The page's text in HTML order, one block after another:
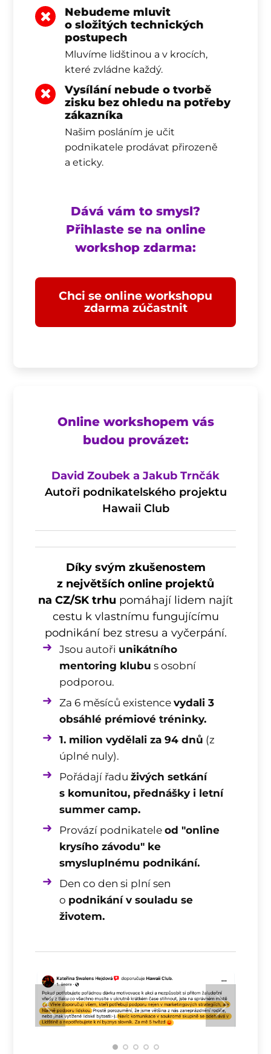
Nebudeme mluvit
o složitých technických
postupech
Mluvíme lidštinou a v krocích,
které zvládne každý.
Vysílání nebude o tvorbě
zisku bez ohledu na potřeby
zákazníka
Našim posláním je učit
podnikatele prodávat přirozeně
a eticky.
Dává vám to smysl?
Přihlaste se na online
workshop zdarma:
Chci se online workshopu
zdarma zúčastnit
Online workshopem vás
budou provázet:
David Zoubek a Jakub Trnčák
Autoři podnikatelského projektu
Hawaii Club
Díky svým zkušenostem
z největších online projektů
na CZ/SK trhu pomáhají lidem najít
cestu k vlastnímu fungujícímu
podnikání bez stresu a vyčerpání.
Jsou autoři unikátního
mentoring klubu s osobní
podporou.
Za 6 měsíců existencevydali 3
obsáhlé prémiové tréninky.
1. milion vydělali za 94 dnů (z
úplné nuly).
Pořádají řaduživých setkání
s komunitou, přednášky i letní
summer camp.
Provází podnikateleod "online
krysího závodu" ke
smysluplnému podnikání.
Den co den si plní sen
o podnikání v souladu se
životem.